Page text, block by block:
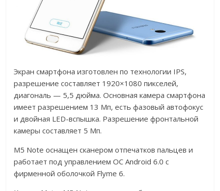
Экран смартфона изготовлен по технологии IPS,
разрешение составляет 1920×1080 пикселей,
диагональ — 5,5 дюйма. Основная камера смартфона
имеет разрешением 13 Мп, есть фазовый автофокус
и двойная LED-вспышка. Разрешение фронтальной
камеры составляет 5 Мп.
M5 Note оснащен сканером отпечатков пальцев и
работает под управлением ОС Android 6.0 с
фирменной оболочкой Flyme 6.